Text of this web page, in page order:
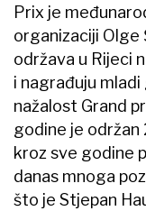
Prix je
organizaciji Olge
održava u Rijeci
i nagrađuju
nažalost Grand
godine je održan
kroz sve godine
danas mnoga
što je Stjepan